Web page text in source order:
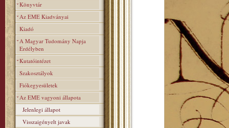
Könyvtár
Az EME Kiadványai
Kiadó
A Magyar Tudomány Napja
Erdélyben
Kutatóintézet
Szakosztályok
Fiókegyesületek
Az EME vagyoni állapota
Jelenlegi állapot
Visszaigényelt javak